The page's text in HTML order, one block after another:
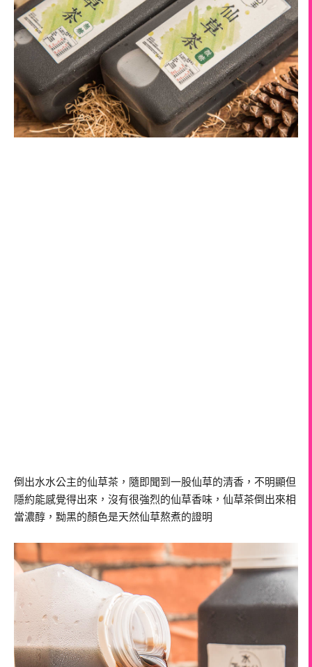
倒出水水公主的仙草茶，隨即聞到一股仙草的清香，不明顯但
隱約能感覺得出來，沒有很強烈的仙草香味，仙草茶倒出來相
當濃醇，黝黑的顏色是天然仙草熬煮的證明